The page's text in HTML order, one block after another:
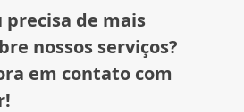
precisa de mais
nossos serviços?
em contato com